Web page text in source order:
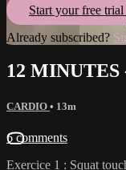
Start your free trial
Already subscribed?
12
CARDIO • 13m
6 comments
Exercice 1 : Squat